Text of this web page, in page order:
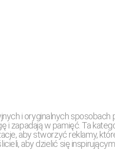
i oryginalnych
i zapadają w pamięć. Ta
aby stworzyć reklamy,
aby dzielić się